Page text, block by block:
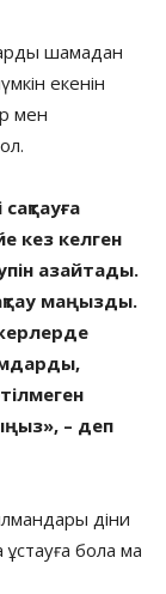
шамадан
екенін
мен
кез келген
азайтады.
маңызды.
– деп
діни
бола ма